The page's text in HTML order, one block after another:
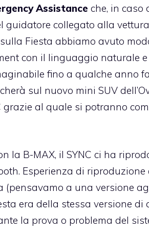
Assistance che, in caso
collegato alla
Fiesta abbiamo avuto
con il linguaggio naturale
fino a qualche anno
sul nuovo mini SUV
al quale si potranno
la B-MAX, il SYNC ci ha
Esperienza di
a una versione
era della stessa versione di
la prova o problema del